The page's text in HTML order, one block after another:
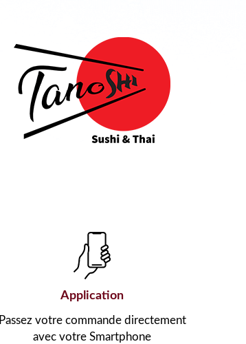
Application
Passez votre commande directement
avec votre Smartphone